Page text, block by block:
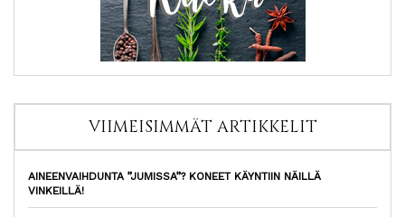
VIIMEISIMMÄT ARTIKKELIT
AINEENVAIHDUNTA ”JUMISSA”? KONEET KÄYNTIIN NÄILLÄ
VINKEILLÄ!